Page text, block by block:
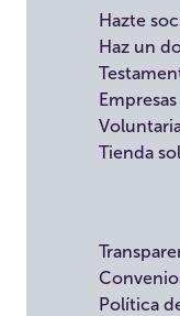
Política
Hazte
Haz un
Empresas
Tienda